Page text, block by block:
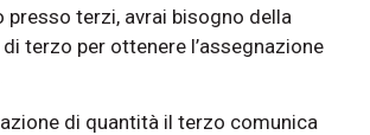
presso terzi, avrai bisogno della
terzo per ottenere l’assegnazione
di quantità il terzo comunica